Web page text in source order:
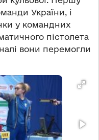
України, і
у командних
пістолета
вони перемогли